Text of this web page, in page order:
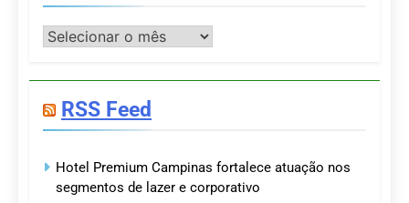
Postagens
RSS Feed
Hotel Premium Campinas fortalece atuação nos
segmentos de lazer e corporativo